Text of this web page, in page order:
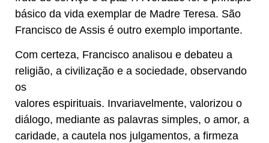
básico da vida exemplar de Madre Teresa. São
Francisco de Assis é outro exemplo importante.
Com certeza, Francisco analisou e debateu a
religião, a civilização e a sociedade, observando
os
valores espirituais. Invariavelmente, valorizou o
diálogo, mediante as palavras simples, o amor, a
caridade, a cautela nos julgamentos, a firmeza